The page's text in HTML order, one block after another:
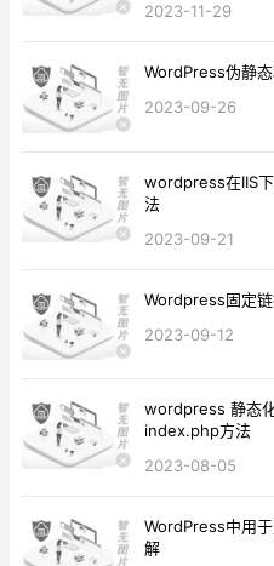
2023-11-29
WordPress伪静
2023-09-26
wordpress在IIS
法
2023-09-21
Wordpress固定
2023-09-12
wordpress 静态
index.php方法
2023-08-05
WordPress中用
解